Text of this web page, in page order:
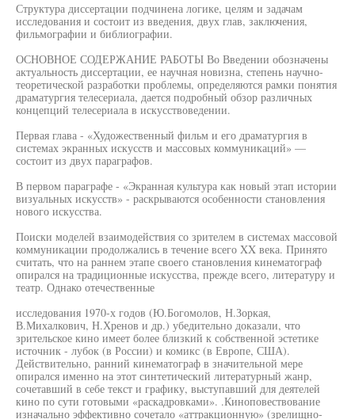
Структура диссертации подчинена логике, целям и задачам
исследования и состоит из введения, двух глав, заключения,
фильмографии и библиографии.
ОСНОВНОЕ СОДЕРЖАНИЕ РАБОТЫ Во Введении обозначены
актуальность диссертации, ее научная новизна, степень научно-
теоретической разработки проблемы, определяются рамки понятия
драматургия телесериала, дается подробный обзор различных
концепций телесериала в искусствоведении.
Первая глава - «Художественный фильм и его драматургия в
системах экранных искусств и массовых коммуникаций» —
состоит из двух параграфов.
В первом параграфе - «Экранная культура как новый этап истории
визуальных искусств» - раскрываются особенности становления
нового искусства.
Поиски моделей взаимодействия со зрителем в системах массовой
коммуникации продолжались в течение всего XX века. Принято
считать, что на раннем этапе своего становления кинематограф
опирался на традиционные искусства, прежде всего, литературу и
театр. Однако отечественные
исследования 1970-х годов (Ю.Богомолов, Н.Зоркая,
В.Михалкович, Н.Хренов и др.) убедительно доказали, что
зрительское кино имеет более близкий к собственной эстетике
источник - лубок (в России) и комикс (в Европе, США).
Действительно, ранний кинематограф в значительной мере
опирался именно на этот синтетический литературный жанр,
сочетавший в себе текст и графику, выступавший для деятелей
кино по сути готовыми «раскадровками». .Киноповествование
изначально эффективно сочетало «аттракционную» (зрелищно-